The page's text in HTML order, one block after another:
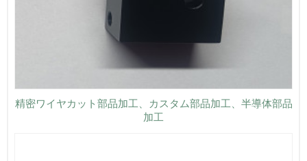
精密ワイヤカット部品加工、カスタム部品加工、半導体部品
加工